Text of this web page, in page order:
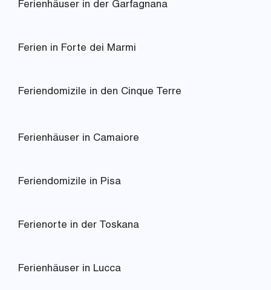
Ferienhäuser in der Garfagnana
Ferien in Forte dei Marmi
Feriendomizile in den Cinque Terre
Ferienhäuser in Camaiore
Feriendomizile in Pisa
Ferienorte in der Toskana
Ferienhäuser in Lucca